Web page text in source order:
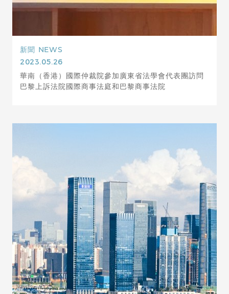
新聞 NEWS
2023.05.26
華南（香港）國際仲裁院參加廣東省法學會代表團訪問
巴黎上訴法院國際商事法庭和巴黎商事法院